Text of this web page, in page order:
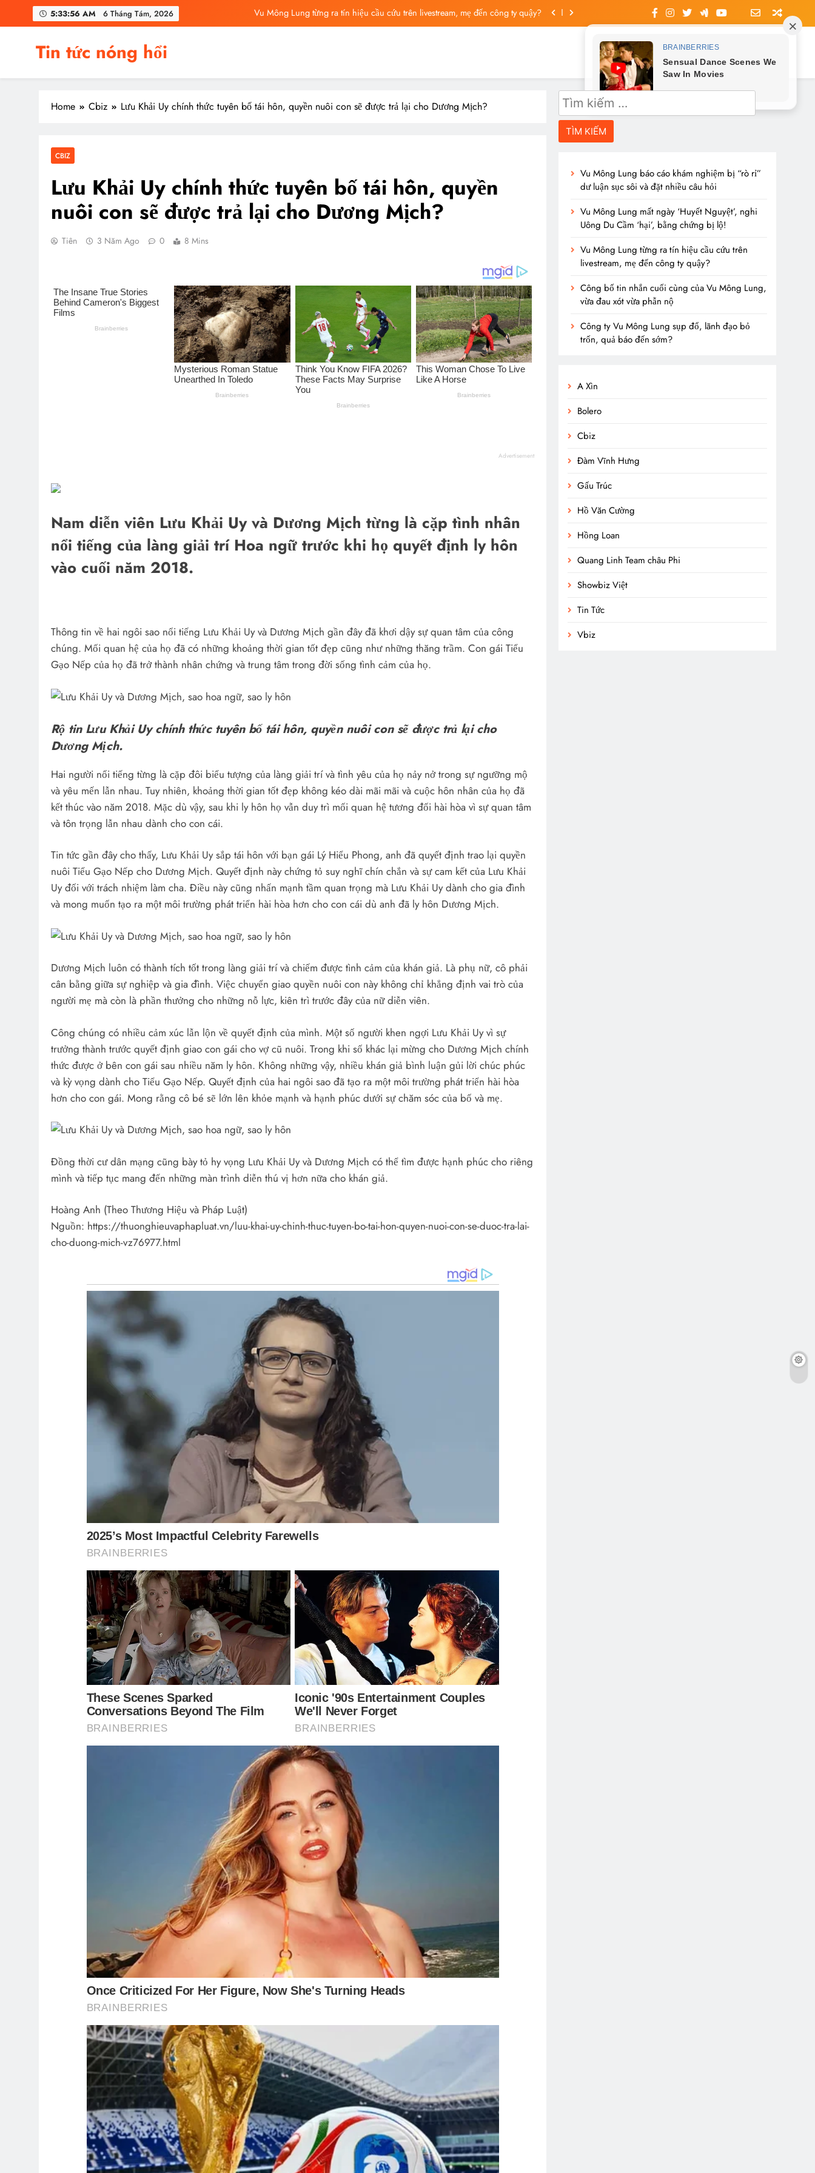
5:33:57 AM 6 Tháng Tám, 2026
Vu Mông Lung từng ra tín hiệu cầu cứu trên livestream, mẹ đến công ty quậy?
Vu Mông Lung từng ra tín hiệu cầu cứu trên livestream, mẹ đến công ty quậy?
Tin tức nóng hổi
Home Cbiz Lưu Khải Uy chính thức tuyên bố tái hôn, quyền nuôi con sẽ được trả lại cho Dương Mịch?
CBIZ
Lưu Khải Uy chính thức tuyên bố tái hôn, quyền
nuôi con sẽ được trả lại cho Dương Mịch?
Tiên 3 Năm Ago 0 8 Mins
Advertisement
Nam diễn viên Lưu Khải Uy và Dương Mịch từng là cặp tình nhân
nổi tiếng của làng giải trí Hoa ngữ trước khi họ quyết định ly hôn
vào cuối năm 2018.
Thông tin về hai ngôi sao nổi tiếng Lưu Khải Uy và Dương Mịch gần đây đã khơi dậy sự quan tâm của công
chúng. Mối quan hệ của họ đã có những khoảng thời gian tốt đẹp cũng như những thăng trầm. Con gái Tiểu
Gạo Nếp của họ đã trở thành nhân chứng và trung tâm trong đời sống tình cảm của họ.
Rộ tin Lưu Khải Uy chính thức tuyên bố tái hôn, quyền nuôi con sẽ được trả lại cho
Dương Mịch.
Hai người nổi tiếng từng là cặp đôi biểu tượng của làng giải trí và tình yêu của họ nảy nở trong sự ngưỡng mộ
và yêu mến lẫn nhau. Tuy nhiên, khoảng thời gian tốt đẹp không kéo dài mãi mãi và cuộc hôn nhân của họ đã
kết thúc vào năm 2018. Mặc dù vậy, sau khi ly hôn họ vẫn duy trì mối quan hệ tương đối hài hòa vì sự quan tâm
và tôn trọng lẫn nhau dành cho con cái.
Tin tức gần đây cho thấy, Lưu Khải Uy sắp tái hôn với bạn gái Lý Hiểu Phong, anh đã quyết định trao lại quyền
nuôi Tiểu Gạo Nếp cho Dương Mịch. Quyết định này chứng tỏ suy nghĩ chín chắn và sự cam kết của Lưu Khải
Uy đối với trách nhiệm làm cha. Điều này cũng nhấn mạnh tầm quan trọng mà Lưu Khải Uy dành cho gia đình
và mong muốn tạo ra một môi trường phát triển hài hòa hơn cho con cái dù anh đã ly hôn Dương Mịch.
Dương Mịch luôn có thành tích tốt trong làng giải trí và chiếm được tình cảm của khán giả. Là phụ nữ, cô phải
cân bằng giữa sự nghiệp và gia đình. Việc chuyển giao quyền nuôi con này không chỉ khẳng định vai trò của
người mẹ mà còn là phần thưởng cho những nỗ lực, kiên trì trước đây của nữ diễn viên.
Công chúng có nhiều cảm xúc lẫn lộn về quyết định của mình. Một số người khen ngợi Lưu Khải Uy vì sự
trưởng thành trước quyết định giao con gái cho vợ cũ nuôi. Trong khi số khác lại mừng cho Dương Mịch chính
thức được ở bên con gái sau nhiều năm ly hôn. Không những vậy, nhiều khán giả bình luận gủi lời chúc phúc
và kỳ vọng dành cho Tiểu Gạo Nếp. Quyết định của hai ngôi sao đã tạo ra một môi trường phát triển hài hòa
hơn cho con gái. Mong rằng cô bé sẽ lớn lên khỏe mạnh và hạnh phúc dưới sự chăm sóc của bố và mẹ.
Đồng thời cư dân mạng cũng bày tỏ hy vọng Lưu Khải Uy và Dương Mịch có thể tìm được hạnh phúc cho riêng
mình và tiếp tục mang đến những màn trình diễn thú vị hơn nữa cho khán giả.
Hoàng Anh (Theo Thương Hiệu và Pháp Luật)
Nguồn: https://thuonghieuvaphapluat.vn/luu-khai-uy-chinh-thuc-tuyen-bo-tai-hon-quyen-nuoi-con-se-duoc-tra-lai-
cho-duong-mich-vz76977.html
Tìm
kiếm
cho:
Vu Mông Lung báo cáo khám nghiệm bị “rò rỉ”
dư luận sục sôi và đặt nhiều câu hỏi
Vu Mông Lung mất ngày ‘Huyết Nguyệt’, nghi
Uông Du Cầm ‘hại’, bằng chứng bị lộ!
Vu Mông Lung từng ra tín hiệu cầu cứu trên
livestream, mẹ đến công ty quậy?
Công bố tin nhắn cuối cùng của Vu Mông Lung,
vừa đau xót vừa phẫn nộ
Công ty Vu Mông Lung sụp đổ, lãnh đạo bỏ
trốn, quả báo đến sớm?
A Xìn
Bolero
Cbiz
Đàm Vĩnh Hưng
Gấu Trúc
Hồ Văn Cường
Hồng Loan
Quang Linh Team châu Phi
Showbiz Việt
Tin Tức
Vbiz